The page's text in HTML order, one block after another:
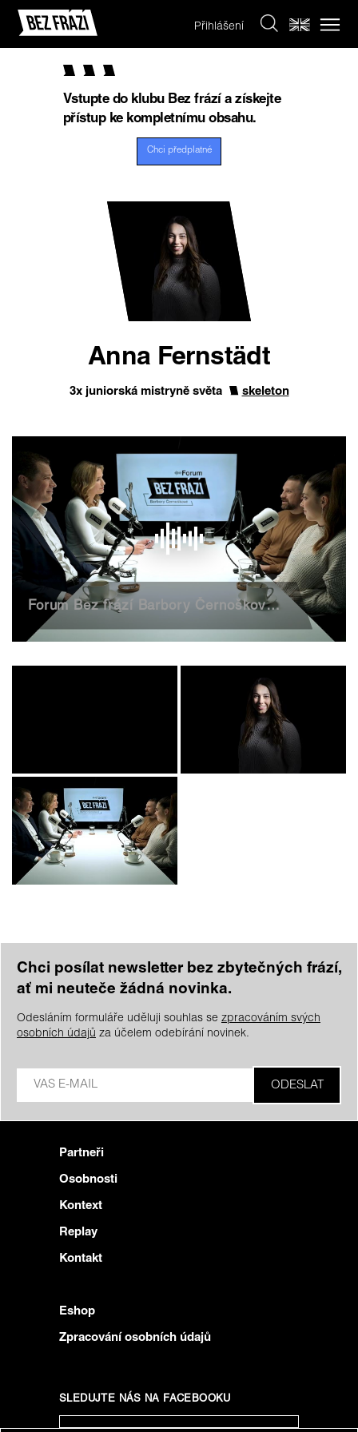
Přihlášení
Vstupte do klubu Bez frází a získejte
přístup ke kompletnímu obsahu.
Chci předplatné
Anna Fernstädt
3x juniorská mistryně světa skeleton
Forum Bez frází Barbory Černoškové - 3. díl - Finanční gramotnost
Chci posílat newsletter bez zbytečných frází,
ať mi neuteče žádná novinka.
Odesláním formuláře uděluji souhlas se zpracováním svých
osobních údajů za účelem odebírání novinek.
Partneři
Osobnosti
Kontext
Replay
Kontakt
Eshop
Zpracování osobních údajů
SLEDUJTE NÁS NA FACEBOOKU